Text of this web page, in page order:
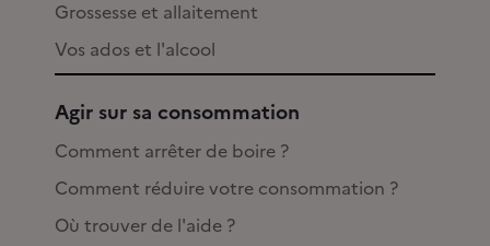
Grossesse et allaitement
Vos ados et l'alcool
Agir sur sa consommation
Comment arrêter de boire ?
Comment réduire votre consommation ?
Où trouver de l'aide ?